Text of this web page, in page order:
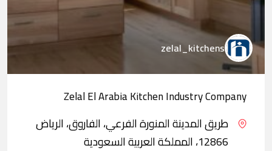
zelal_kitchens
Zelal El Arabia Kitchen Industry Company
طريق المدينة المنورة الفرعي، الفاروق، الرياض
12866، المملكة العربية السعودية